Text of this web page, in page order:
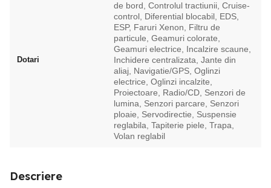
Dotari
de bord, Controlul tractiunii, Cruise-
control, Diferential blocabil, EDS,
ESP, Faruri Xenon, Filtru de
particule, Geamuri colorate,
Geamuri electrice, Incalzire scaune,
Inchidere centralizata, Jante din
aliaj, Navigatie/GPS, Oglinzi
electrice, Oglinzi incalzite,
Proiectoare, Radio/CD, Senzori de
lumina, Senzori parcare, Senzori
ploaie, Servodirectie, Suspensie
reglabila, Tapiterie piele, Trapa,
Volan reglabil
Descriere